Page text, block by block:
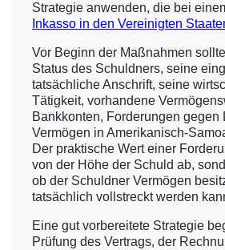
Strategie anwenden, die bei
Inkasso in den Vereinigten
Vor Beginn der Maßnahmen
Status des Schuldners, seine
tatsächliche Anschrift, seine
Tätigkeit, vorhandene
Bankkonten, Forderungen gegen
Vermögen in Amerikanisch-
Der praktische Wert einer
von der Höhe der Schuld ab,
ob der Schuldner Vermögen
tatsächlich vollstreckt werden
Eine gut vorbereitete Strategie
Prüfung des Vertrags, der